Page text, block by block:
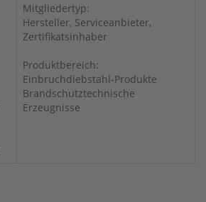
Mitgliedertyp:
Hersteller, Serviceanbieter,
Zertifikatsinhaber
Produktbereich:
Einbruchdiebstahl-Produkte
Brandschutztechnische
Erzeugnisse